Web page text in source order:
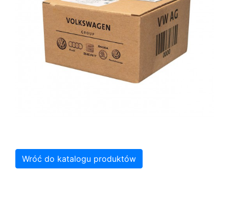
Wróć do katalogu produktów